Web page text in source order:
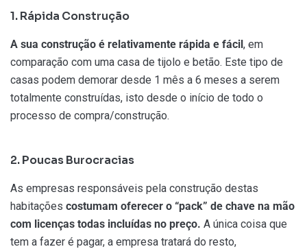
1. Rápida Construção
A sua construção é relativamente rápida e fácil, em
comparação com uma casa de tijolo e betão. Este tipo de
casas podem demorar desde 1 mês a 6 meses a serem
totalmente construídas, isto desde o início de todo o
processo de compra/construção.
2. Poucas Burocracias
As empresas responsáveis pela construção destas
habitações costumam oferecer o “pack” de chave na mão
com licenças todas incluídas no preço. A única coisa que
tem a fazer é pagar, a empresa tratará do resto,